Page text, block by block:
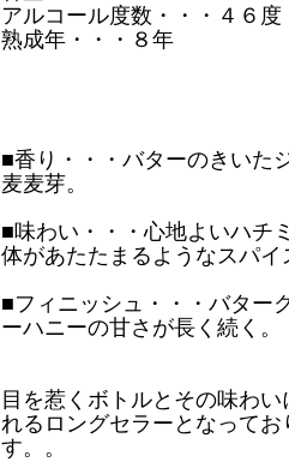
アルコール度数・・・４６度
熟成年・・・８年
■香り・・・バターのきいた
麦麦芽。
■味わい・・・心地よいハチ
体があたたまるようなスパイ
■フィニッシュ・・・バター
ーハニーの甘さが長く続く。
目を惹くボトルとその味わ
れるロングセラーとなって
す。。